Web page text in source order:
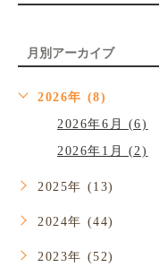
月別アーカイブ
2026年 (8)
2026年6月 (6)
2026年1月 (2)
2025年 (13)
2024年 (44)
2023年 (52)